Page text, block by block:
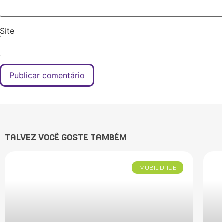
Site
TALVEZ VOCÊ GOSTE TAMBÉM
MOBILIDADE